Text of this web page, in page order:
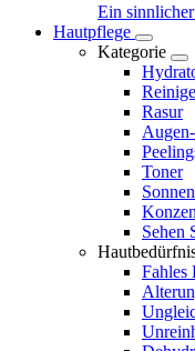
Ein
Hautpflege
Kategorie
Rasur
Toner
Sehen
Fahles